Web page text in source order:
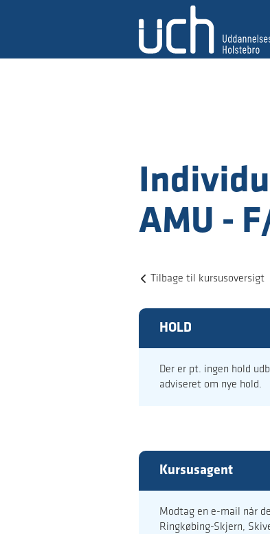
AMU -
Tilbage til kursusoversigt
HOLD
Der er pt. ingen hold
adviseret om nye hold.
Kursusagent
Modtag en e-mail når
Ringkøbing-Skjern,